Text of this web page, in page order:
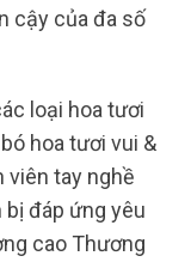
cậy của đa số
loại hoa tươi
hoa tươi vui &
viên tay nghề
bị đáp ứng yêu
cao Thương